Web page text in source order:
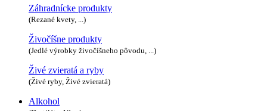
Záhradnícke produkty
(Rezané kvety, ...)
Živočíšne produkty
(Jedlé výrobky živočíšneho pôvodu, ...)
Živé zvieratá a ryby
(Živé ryby, Živé zvieratá)
Alkohol